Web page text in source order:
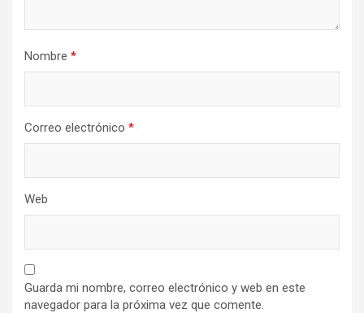
Nombre *
Correo electrónico *
Web
Guarda mi nombre, correo electrónico y web en este
navegador para la próxima vez que comente.